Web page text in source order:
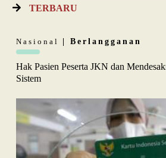
TERBARU
Nasional | Berlangganan
Hak Pasien Peserta JKN dan
Sistem